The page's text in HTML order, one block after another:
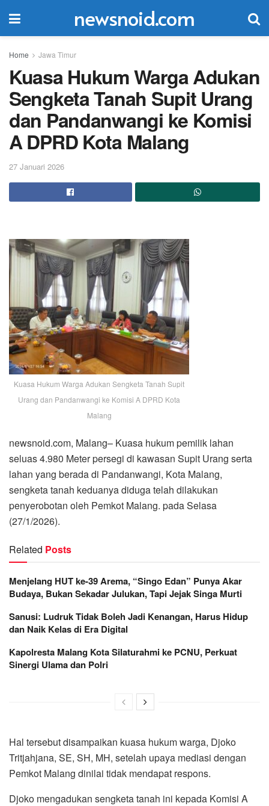
newsnoid.com
Home Jawa Timur
Kuasa Hukum Warga Adukan
Sengketa Tanah Supit Urang
dan Pandanwangi ke Komisi
A DPRD Kota Malang
27 Januari 2026
Kuasa Hukum Warga Adukan Sengketa Tanah Supit
Urang dan Pandanwangi ke Komisi A DPRD Kota
Malang
newsnoid.com, Malang– Kuasa hukum pemilik lahan
seluas 4.980 Meter persegi di kawasan Supit Urang serta
lahan yang berada di Pandanwangi, Kota Malang,
sengketa tanah keduanya diduga telah dilakukan
penyerobotan oleh Pemkot Malang. pada Selasa
(27/1/2026).
Related Posts
Menjelang HUT ke-39 Arema, “Singo Edan” Punya Akar
Budaya, Bukan Sekadar Julukan, Tapi Jejak Singa Murti
Sanusi: Ludruk Tidak Boleh Jadi Kenangan, Harus Hidup
dan Naik Kelas di Era Digital
Kapolresta Malang Kota Silaturahmi ke PCNU, Perkuat
Sinergi Ulama dan Polri
Hal tersebut disampaikan kuasa hukum warga, Djoko
Tritjahjana, SE, SH, MH, setelah upaya mediasi dengan
Pemkot Malang dinilai tidak mendapat respons.
Djoko mengadukan sengketa tanah ini kepada Komisi A